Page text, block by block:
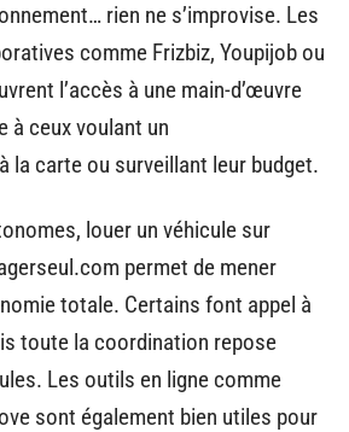
rien ne s’improvise. Les
comme Frizbiz, Youpijob ou
l’accès à une main-d’œuvre
à ceux voulant un
la carte ou surveillant leur budget.
louer un véhicule sur
permet de mener
totale. Certains font appel à
toute la coordination repose
Les outils en ligne comme
sont également bien utiles pour